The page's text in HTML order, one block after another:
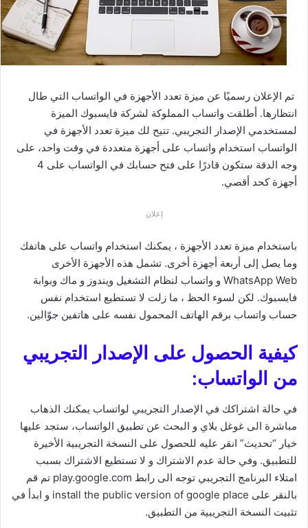
تم الإعلان رسميًا عن ميزة تعدد الأجهزة في الواتساب التي طال
انتظارها. أطلقت واتساب المملوكة لشركة فايسبوك الميزة
لمستخدمي الإصدار التجريبي. تتيح لك ميزة تعدد الأجهزة في
الواتساب استخدام واتساب على أجهزة متعددة في وقت واحد، على
وجه الدقة ستكون قادرًا على فتح حسابك في الواتساب على 4
أجهزة كحد أقصي.
إعلان
باستخدام ميزة تعدد الأجهزة ، يمكنك استخدام واتساب على هاتفك
وما يصل إلى أربعة أجهزة أخرى. تشمل هذه الأجهزة الأخرى
WhatsApp Web و واتساب لنظام التشغيل ويندوز و ماك وبوابة
فايسبوك. لكن لسوء الحظ ، ما زلت لا تستطيع استخدام نفس
حساب واتساب برقم الهاتف المحمول نفسه على هاتفين جوّالين.
كيفية الحصول على الإصدار التجريبي
من الواتساب:
في حالة اشتراكك في الإصدار التجريبي لواتساب يمكنك الذهاب
مباشرة الى غوغل بلاي و البحث عن تطبيق الواتساب، ستجد عليها
خيار “تحديث” انقر عليه للحصول على النسخة التجريبية الأخيرة
للتطبيق. وفي حالة عدم الاشتراك و لا تستطيع الاشتراك بسبب
امتلاء البرنامج التجريبي توجه الى رابط play.google.com تم قم
بالنقر على install the public version of google place و ابدأ في
تثبيت النسخة التجريبية من التطبيق.